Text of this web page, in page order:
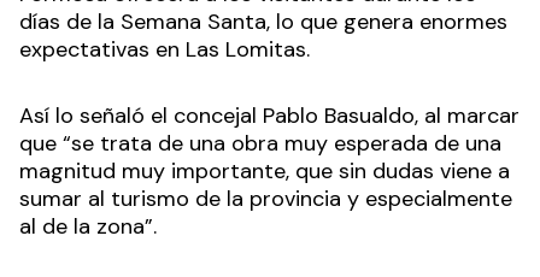
días de la Semana Santa, lo que genera enormes
expectativas en Las Lomitas.
Así lo señaló el concejal Pablo Basualdo, al marcar
que “se trata de una obra muy esperada de una
magnitud muy importante, que sin dudas viene a
sumar al turismo de la provincia y especialmente
al de la zona”.